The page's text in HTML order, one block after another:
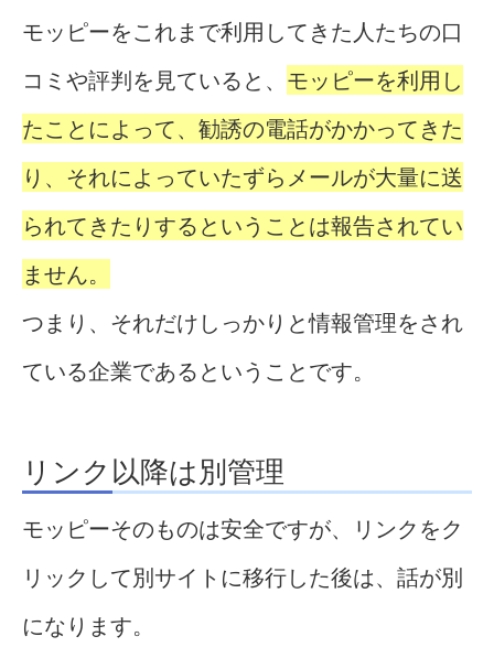
モッピーをこれまで利用してきた人たちの口
コミや評判を見ていると、 モッピーを利用し
たことによって、勧誘の電話がかかってきた
り、それによっていたずらメールが大量に送
られてきたりするということは報告されてい
ません。
つまり、それだけしっかりと情報管理をされ
ている企業であるということです。
リンク以降は別管理
モッピーそのものは安全ですが、リンクをク
リックして別サイトに移行した後は、話が別
になります。